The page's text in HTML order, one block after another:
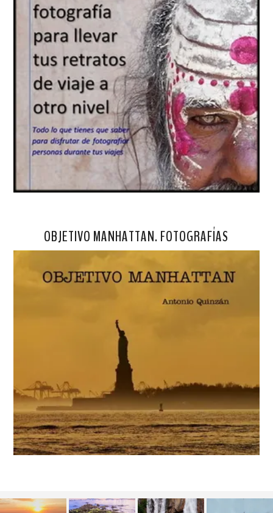
OBJETIVO MANHATTAN. FOTOGRAFÍAS